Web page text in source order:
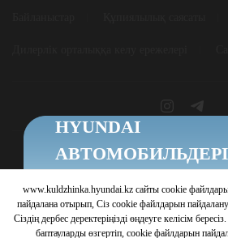
© 2026 Hyundai Motor
www.kuldzhinka.hyundai.kz сайты cookie
пайдалана отырып, Сіз cookie файлдарын
Сіздің дербес деректеріңізді өңдеуге келісім
баптауларды өзгертіп, cookie файлдарын
HYUNDAI
Шарттарды білу